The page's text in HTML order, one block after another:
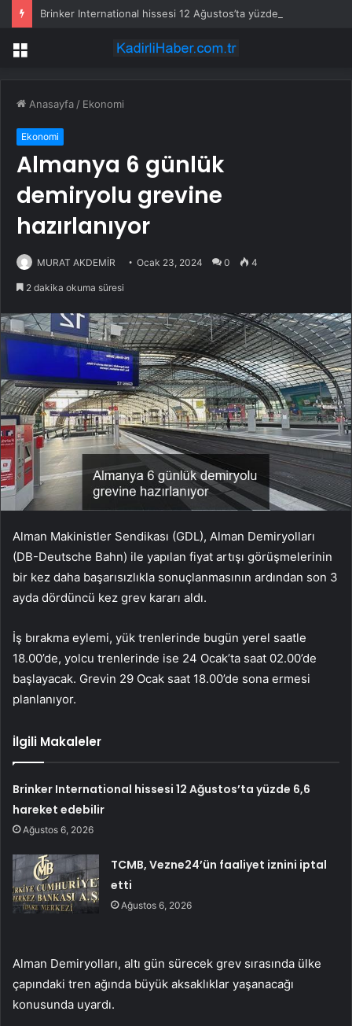
Menü
Anasayfa / Ekonomi
Ekonomi
Almanya 6 günlük
demiryolu grevine
hazırlanıyor
MURAT AKDEMİR Ocak 23, 2024 0 4
2 dakika okuma süresi
Alman Makinistler Sendikası (GDL), Alman Demiryolları
(DB-Deutsche Bahn) ile yapılan fiyat artışı görüşmelerinin
bir kez daha başarısızlıkla sonuçlanmasının ardından son 3
ayda dördüncü kez grev kararı aldı.
İş bırakma eylemi, yük trenlerinde bugün yerel saatle
18.00’de, yolcu trenlerinde ise 24 Ocak’ta saat 02.00’de
başlayacak. Grevin 29 Ocak saat 18.00’de sona ermesi
planlanıyor.
İlgili Makaleler
Brinker International hissesi 12 Ağustos’ta yüzde 6,6
hareket edebilir
Ağustos 6, 2026
TCMB, Vezne24’ün faaliyet iznini iptal
etti
Ağustos 6, 2026
Alman Demiryolları, altı gün sürecek grev sırasında ülke
çapındaki tren ağında büyük aksaklıklar yaşanacağı
konusunda uyardı.